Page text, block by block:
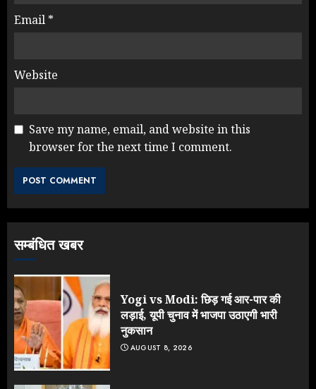
Email *
Website
Save my name, email, and website in this
browser for the next time I comment.
सम्बंधित खबर
Yogi vs Modi: छिड़ गई आर-पार की
लड़ाई, यूपी चुनाव में भाजपा उठाएगी भारी
नुकसान
AUGUST 8, 2026
Rahul Gandhi के तीखे वार से बार-बार
4